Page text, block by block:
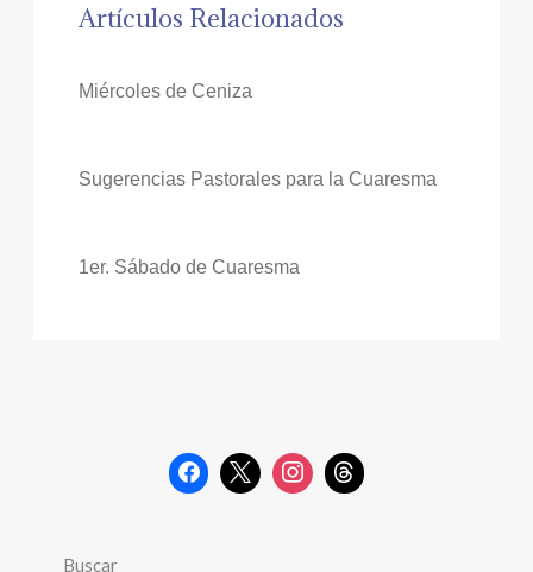
Artículos Relacionados
Miércoles de Ceniza
Sugerencias Pastorales para la Cuaresma
1er. Sábado de Cuaresma
Buscar